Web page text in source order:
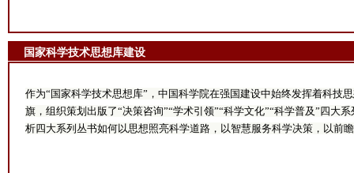
国家科学技术思想库建设
作为“国家科学技术思想库”，中国科学院在强国建设中始终发挥着科技
旗，组织策划出版了“决策咨询”“学术引领”“科学文化”“科学普及”四大
析四大系列丛书如何以思想照亮科学道路，以智慧服务科学决策，以前